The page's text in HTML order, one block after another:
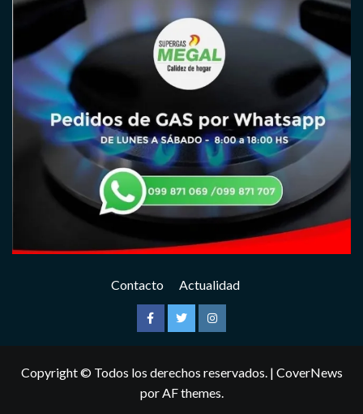
Contacto Actualidad
FacebookTwitterInstagram
Copyright © Todos los derechos reservados. | CoverNews
por AF themes.